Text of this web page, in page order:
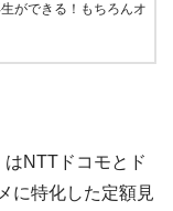
ができる！もちろんオ
NTTドコモとド
に特化した定額見